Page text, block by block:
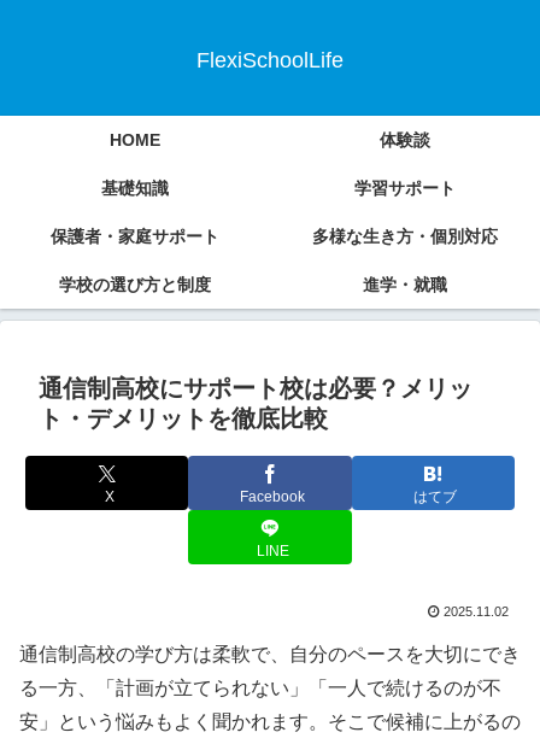
FlexiSchoolLife
HOME 体験談
基礎知識 学習サポート
保護者・家庭サポート 多様な生き方・個別対応
学校の選び方と制度 進学・就職
通信制高校にサポート校は必要？メリッ
ト・デメリットを徹底比較
X Facebook はてブ
LINE
2025.11.02
通信制高校の学び方は柔軟で、自分のペースを大切にでき
る一方、「計画が立てられない」「一人で続けるのが不
安」という悩みもよく聞かれます。そこで候補に上がるの